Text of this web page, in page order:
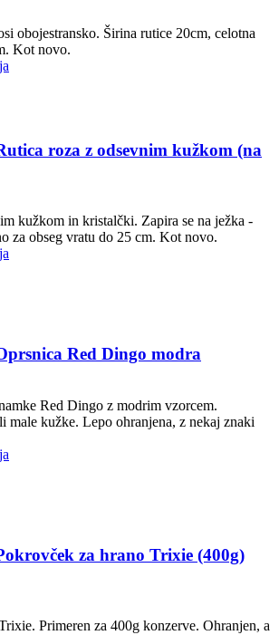
obojestransko. Širina rutice 20cm, celotna
Kot novo.
roza z odsevnim kužkom (na
kužkom in kristalčki. Zapira se na ježka -
za obseg vratu do 25 cm. Kot novo.
Red Dingo modra
Red Dingo z modrim vzorcem.
male kužke. Lepo ohranjena, z nekaj znaki
za hrano Trixie (400g)
Primeren za 400g konzerve. Ohranjen, a